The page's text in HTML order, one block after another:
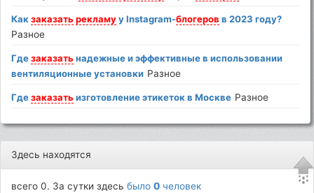
Какзаказать рекламуу Instagram-блогеров в 2023 году?
Разное
Гдезаказать надежные и эффективные в использовании
вентиляционные установки Разное
Гдезаказать изготовление этикеток в Москве Разное
Здесь находятся
всего 0. За сутки здесьбыло0 человек